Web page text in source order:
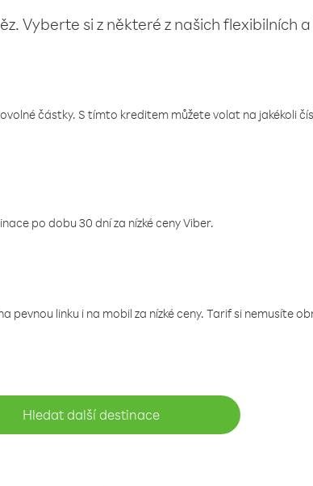
Vyberte si z některé z našich flexibilních
částky. S tímto kreditem můžete volat na jakékoli
po dobu 30 dní za nízké ceny Viber.
linku i na mobil za nízké ceny. Tarif si nemusíte
Hledat další destinace